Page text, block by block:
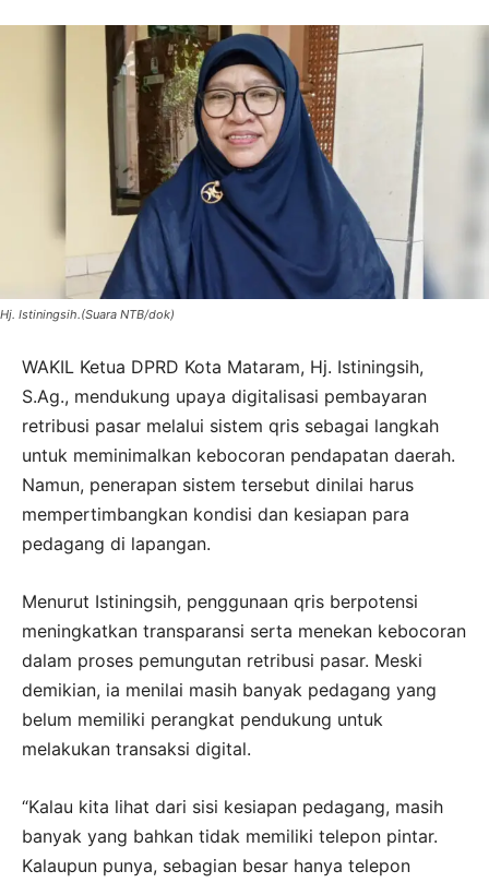
Hj. Istiningsih.(Suara NTB/dok)
WAKIL Ketua DPRD Kota Mataram, Hj. Istiningsih,
S.Ag., mendukung upaya digitalisasi pembayaran
retribusi pasar melalui sistem qris sebagai langkah
untuk meminimalkan kebocoran pendapatan daerah.
Namun, penerapan sistem tersebut dinilai harus
mempertimbangkan kondisi dan kesiapan para
pedagang di lapangan.
Menurut Istiningsih, penggunaan qris berpotensi
meningkatkan transparansi serta menekan kebocoran
dalam proses pemungutan retribusi pasar. Meski
demikian, ia menilai masih banyak pedagang yang
belum memiliki perangkat pendukung untuk
melakukan transaksi digital.
“Kalau kita lihat dari sisi kesiapan pedagang, masih
banyak yang bahkan tidak memiliki telepon pintar.
Kalaupun punya, sebagian besar hanya telepon